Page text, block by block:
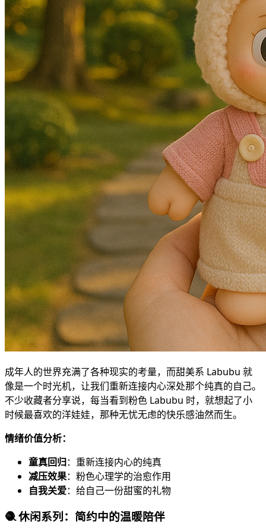
成年人的世界充满了各种现实的考量，而甜美系 Labubu 就
像是一个时光机，让我们重新连接内心深处那个纯真的自己。
不少收藏者分享说，每当看到粉色 Labubu 时，就想起了小
时候最喜欢的洋娃娃，那种无忧无虑的快乐感油然而生。
情绪价值分析：
童真回归：重新连接内心的纯真
减压效果：粉色心理学的治愈作用
自我关爱：给自己一份甜蜜的礼物
🧶 休闲系列：简约中的温暖陪伴